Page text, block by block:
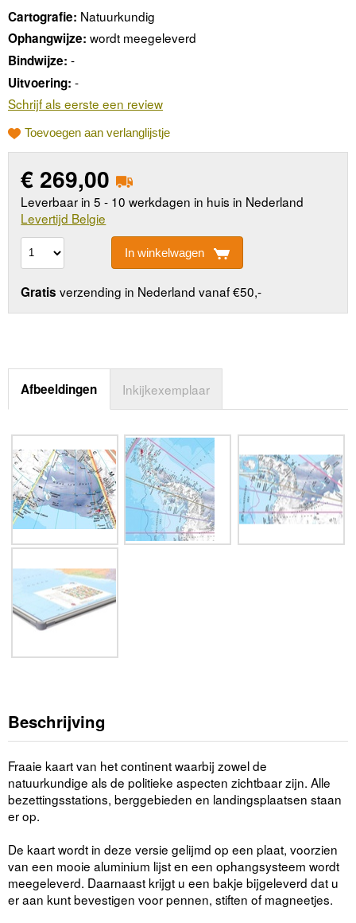
Cartografie: Natuurkundig
Ophangwijze: wordt meegeleverd
Bindwijze: -
Uitvoering: -
Schrijf als eerste een review
Toevoegen aan verlanglijstje
€ 269,00
Leverbaar in 5 - 10 werkdagen in huis in Nederland
Levertijd Belgie
In winkelwagen
Gratis verzending in Nederland vanaf €50,-
Afbeeldingen Inkijkexemplaar
Beschrijving
Fraaie kaart van het continent waarbij zowel de
natuurkundige als de politieke aspecten zichtbaar zijn. Alle
bezettingsstations, berggebieden en landingsplaatsen staan
er op.
De kaart wordt in deze versie gelijmd op een plaat, voorzien
van een mooie aluminium lijst en een ophangsysteem wordt
meegeleverd. Daarnaast krijgt u een bakje bijgeleverd dat u
er aan kunt bevestigen voor pennen, stiften of magneetjes.